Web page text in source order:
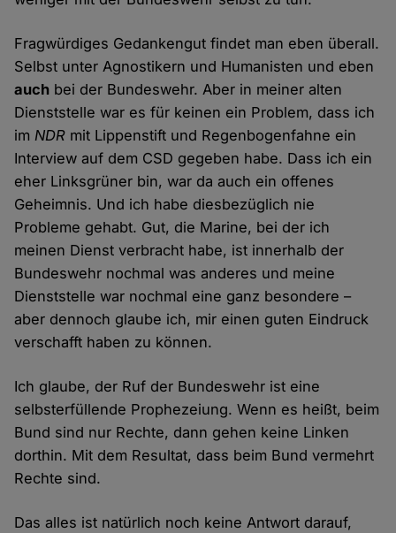
Fragwürdiges Gedankengut findet man eben überall.
Selbst unter Agnostikern und Humanisten und eben
auch bei der Bundeswehr. Aber in meiner alten
Dienststelle war es für keinen ein Problem, dass ich
imNDR mit Lippenstift und Regenbogenfahne ein
Interview auf dem CSD gegeben habe. Dass ich ein
eher Linksgrüner bin, war da auch ein offenes
Geheimnis. Und ich habe diesbezüglich nie
Probleme gehabt. Gut, die Marine, bei der ich
meinen Dienst verbracht habe, ist innerhalb der
Bundeswehr nochmal was anderes und meine
Dienststelle war nochmal eine ganz besondere –
aber dennoch glaube ich, mir einen guten Eindruck
verschafft haben zu können.
Ich glaube, der Ruf der Bundeswehr ist eine
selbsterfüllende Prophezeiung. Wenn es heißt, beim
Bund sind nur Rechte, dann gehen keine Linken
dorthin. Mit dem Resultat, dass beim Bund vermehrt
Rechte sind.
Das alles ist natürlich noch keine Antwort darauf,